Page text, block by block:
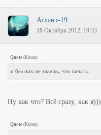
Атлант-19
18 Октября 2012, 19:33
Quote (Казак)
и без них не знаешь, что качать.
Ну как что? Всё сразу, как я)))
Quote (Казак)